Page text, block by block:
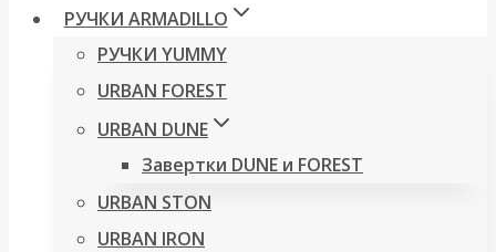
РУЧКИ ARMADILLO
РУЧКИ YUMMY
URBAN FOREST
URBAN DUNE
Завертки DUNE и FOREST
URBAN STON
URBAN IRON